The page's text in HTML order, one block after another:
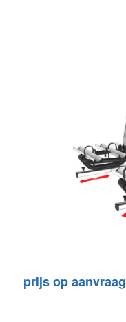
prijs op aanvraag